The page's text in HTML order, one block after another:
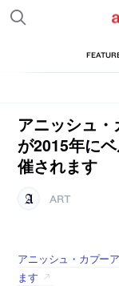
アニッシュ
が2015年に
催されます
ART
アニッシュ・カプー
ます